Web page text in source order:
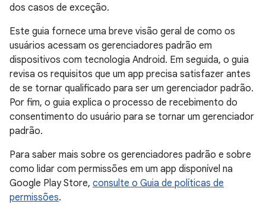
dos casos de exceção.
Este guia fornece uma breve visão geral de como os
usuários acessam os gerenciadores padrão em
dispositivos com tecnologia Android. Em seguida, o guia
revisa os requisitos que um app precisa satisfazer antes
de se tornar qualificado para ser um gerenciador padrão.
Por fim, o guia explica o processo de recebimento do
consentimento do usuário para se tornar um gerenciador
padrão.
Para saber mais sobre os gerenciadores padrão e sobre
como lidar com permissões em um app disponível na
Google Play Store, consulte o Guia de políticas de
permissões.